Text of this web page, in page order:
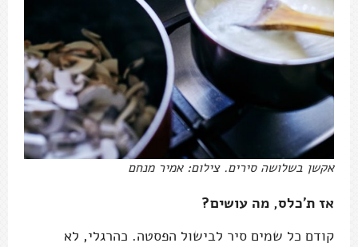
אקשן בשלושה סירים. צילום: אמיר מנחם
אז ת'כלס, מה עושים?
קודם כל שמים סיר לבישול הפסטה. כהרגלי, לא